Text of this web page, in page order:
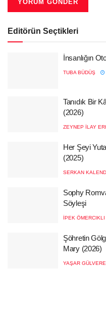
Editörün Seçtikleri
İnsanlığın
TUBA BÜDÜŞ
Tanıdık Bir
(2026)
ZEYNEP İLAY
Her Şeyi
(2025)
SERKAN
Sophy
Söyleşi
İPEK ÖMERCIKLI
Şöhretin
Mary (2026)
YAŞAR